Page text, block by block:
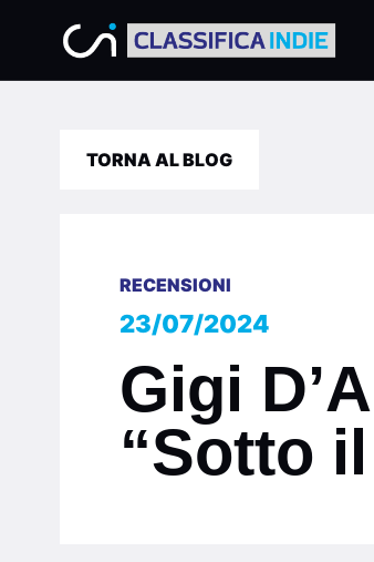
TORNA AL BLOG
RECENSIONI
23/07/2024
Gigi
“Sotto